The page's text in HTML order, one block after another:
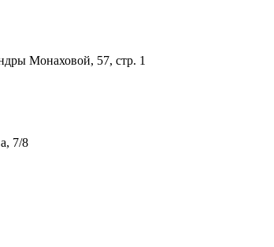
Монаховой, 57, стр. 1
7/8